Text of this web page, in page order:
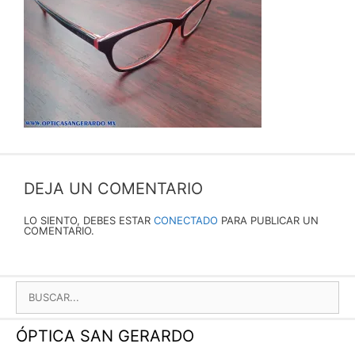
DEJA UN COMENTARIO
LO SIENTO, DEBES ESTAR CONECTADO PARA PUBLICAR UN
COMENTARIO.
BUSCAR:
ÓPTICA SAN GERARDO